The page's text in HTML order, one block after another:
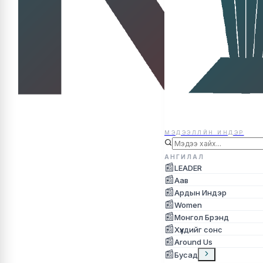
МЭДЭЭЛЛЙН ИНДЭР
АНГИЛАЛ
📰LEADER
📰Аав
📰Ардын Индэр
📰Women
📰Монгол Брэнд
📰Хүүхдийг сонс
📰Around Us
📰Бусад